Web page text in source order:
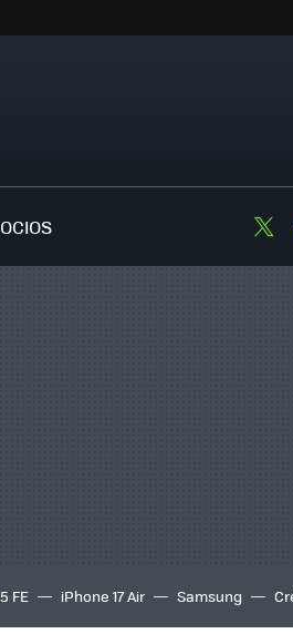
FE iPhone 17 Air Samsung